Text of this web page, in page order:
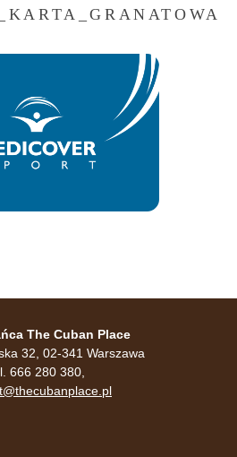
The Cuban Place
32, 02-341 Warszawa
666 280 380,